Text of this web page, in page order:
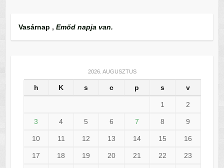
Vasárnap , Emőd napja van.
2026. AUGUSZTUS
h K s c p s v
1 2
3 4 5 6 7 8 9
10 11 12 13 14 15 16
17 18 19 20 21 22 23